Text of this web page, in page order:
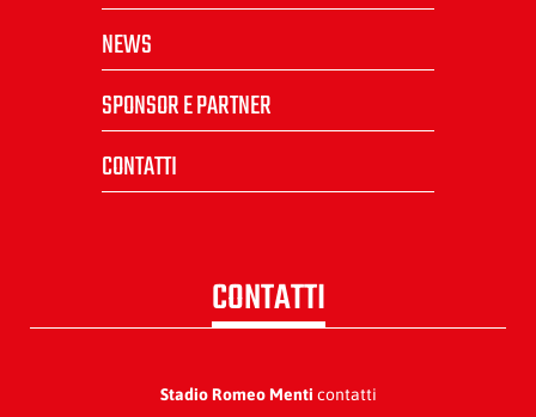
NEWS
SPONSOR E PARTNER
CONTATTI
CONTATTI
Stadio Romeo Menti contatti